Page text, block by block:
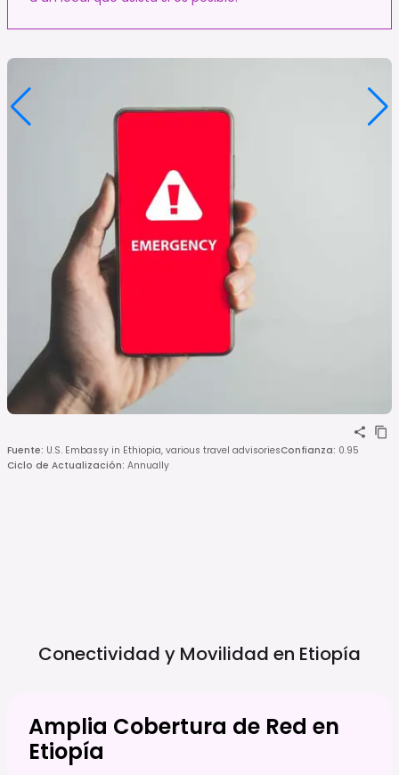
Fuente: U.S. Embassy in Ethiopia, various travel advisoriesConfianza: 0.95
Ciclo de Actualización: Annually
Conectividad y Movilidad en Etiopía
Amplia Cobertura de Red en
Etiopía